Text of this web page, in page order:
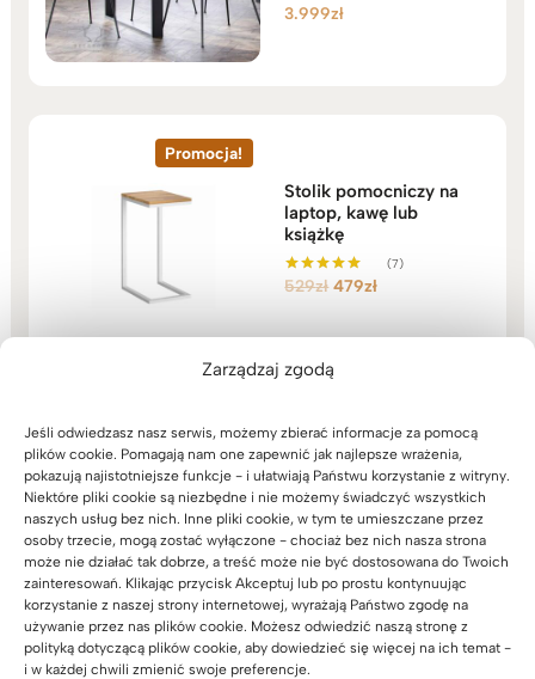
Zarządzaj zgodą
Jeśli odwiedzasz nasz serwis, możemy zbierać informacje za pomocą
plików cookie. Pomagają nam one zapewnić jak najlepsze wrażenia,
pokazują najistotniejsze funkcje - i ułatwiają Państwu korzystanie z witryny.
Niektóre pliki cookie są niezbędne i nie możemy świadczyć wszystkich
naszych usług bez nich. Inne pliki cookie, w tym te umieszczane przez
osoby trzecie, mogą zostać wyłączone - chociaż bez nich nasza strona
może nie działać tak dobrze, a treść może nie być dostosowana do Twoich
zainteresowań. Klikając przycisk Akceptuj lub po prostu kontynuując
korzystanie z naszej strony internetowej, wyrażają Państwo zgodę na
używanie przez nas plików cookie. Możesz odwiedzić naszą stronę z
polityką dotyczącą plików cookie, aby dowiedzieć się więcej na ich temat -
i w każdej chwili zmienić swoje preferencje.
Oceniono
3.999zł
Promocja!
Stolik pomocniczy na
laptop, kawę lub
książkę
Oceniono
(7)
529zł Pierwotna
wynosiła:
529zł.
479złAktualna
wynosi:
Zaufali nam